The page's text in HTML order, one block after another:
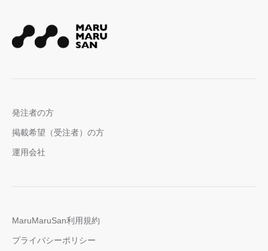
発注者の方
掲載希望（受注者）の方
運用会社
MaruMaruSan利用規約
プライバシーポリシー